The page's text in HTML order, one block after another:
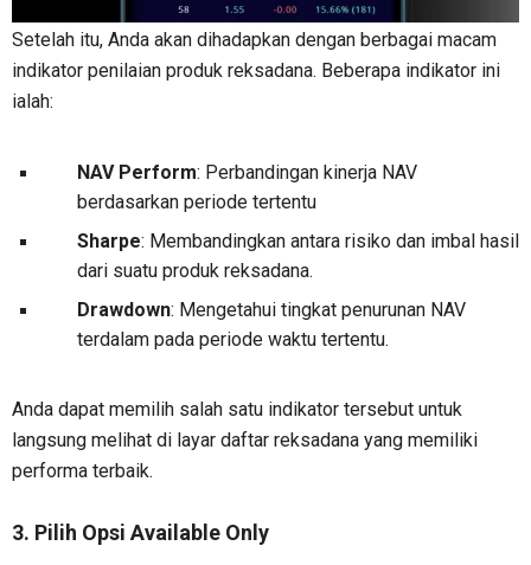
Setelah itu, Anda akan dihadapkan dengan berbagai macam
indikator penilaian produk reksadana. Beberapa indikator ini
ialah:
NAV Perform: Perbandingan kinerja NAV
berdasarkan periode tertentu
Sharpe: Membandingkan antara risiko dan imbal hasil
dari suatu produk reksadana.
Drawdown: Mengetahui tingkat penurunan NAV
terdalam pada periode waktu tertentu.
Anda dapat memilih salah satu indikator tersebut untuk
langsung melihat di layar daftar reksadana yang memiliki
performa terbaik.
3. Pilih Opsi Available Only